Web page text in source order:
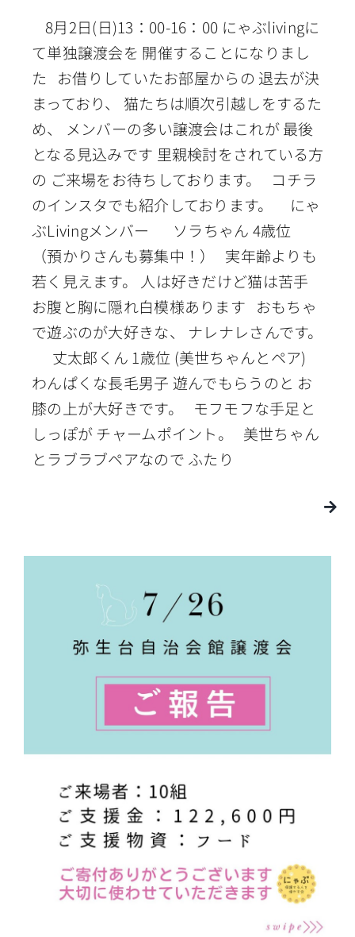
8月2日(日)13：00-16：00 にゃぶlivingに
て単独譲渡会を 開催することになりまし
た お借りしていたお部屋からの 退去が決
まっており、 猫たちは順次引越しをするた
め、 メンバーの多い譲渡会はこれが 最後
となる見込みです 里親検討をされている方
の ご来場をお待ちしております。 コチラ
のインスタでも紹介しております。 にゃ
ぶLivingメンバー ソラちゃん 4歳位
（預かりさんも募集中！） 実年齢よりも
若く見えます。 人は好きだけど猫は苦手
お腹と胸に隠れ白模様あります おもちゃ
で遊ぶのが大好きな、 ナレナレさんです。
丈太郎くん 1歳位 (美世ちゃんとペア)
わんぱくな長毛男子 遊んでもらうのと お
膝の上が大好きです。 モフモフな手足と
しっぽが チャームポイント。 美世ちゃん
とラブラブペアなので ふたり